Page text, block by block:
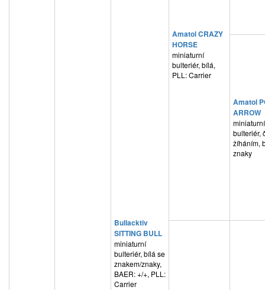
Bullacktiv
SITTING BULL
miniaturní
bulteriér, bílá se
znakem/znaky,
BAER: +/+, PLL:
Carrier
Amatol CRAZY
HORSE
miniaturní
bulteriér, bílá,
PLL: Carrier
Amatol
ARROW
miniaturní
bulteriér,
žíháním,
znaky